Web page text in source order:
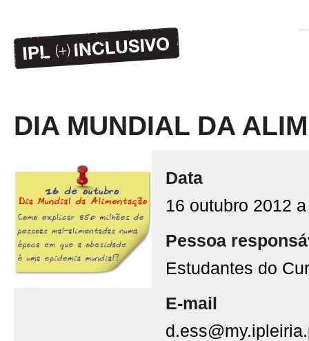
DIA MUNDIAL DA
Data
16 outubro 2012
Pessoa
Estudantes do
E-mail